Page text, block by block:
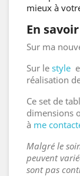
mieux à
En
Sur ma
Sur le style
réalisation
Ce set de
dimensions
à me
Malgré le
peuvent
sont pas